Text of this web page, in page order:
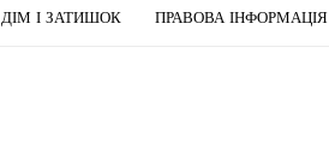
ДІМ І ЗАТИШОК ПРАВОВА ІНФОРМАЦІЯ